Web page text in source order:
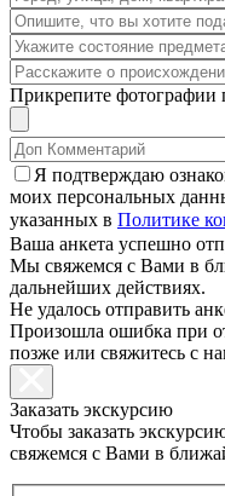
Прикрепите фотографии
Я подтверждаю
моих персональных
указанных в Политике
Ваша анкета успешно
Мы свяжемся с Вами в
дальнейших действиях.
Не удалось отправить
Произошла ошибка при
позже или свяжитесь с
Заказать экскурсию
Чтобы заказать
свяжемся с Вами в